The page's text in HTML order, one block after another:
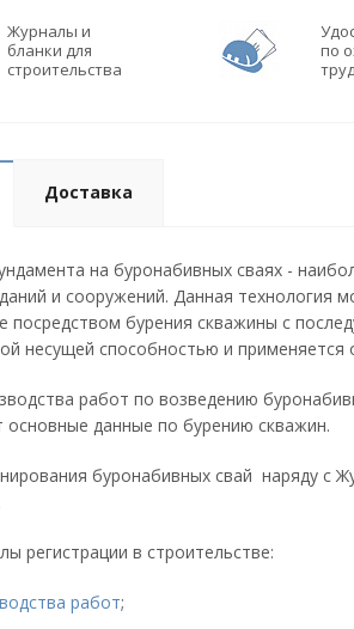
Журналы и
бланки для
строительства
по
Доставка
на буронабивных сваях -
и сооружений. Данная технология
посредством бурения скважины с
несущей способностью и
работ по возведению
основные данные по бурению скважин.
буронабивных свай наряду с
регистрации в строительстве:
работ;